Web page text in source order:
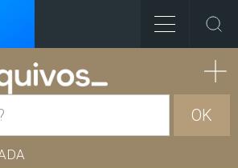
OK